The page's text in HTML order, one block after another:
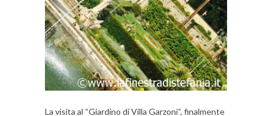
La visita al “Giardino di Villa Garzoni“, finalmente